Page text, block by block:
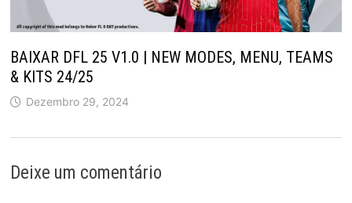
BAIXAR DFL 25 V1.0 | NEW MODES, MENU, TEAMS
& KITS 24/25
Dezembro 29, 2024
Deixe um comentário